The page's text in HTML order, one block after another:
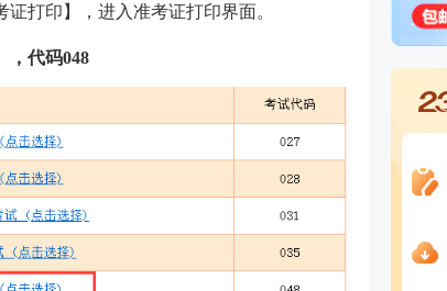
打印】，进入准考证打印界面。
，代码048